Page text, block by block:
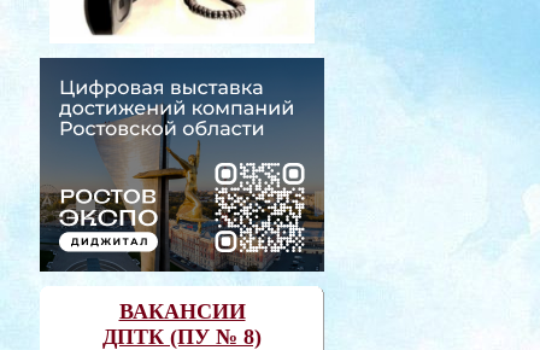
ВАКАНСИИ
ДПТК (ПУ № 8)